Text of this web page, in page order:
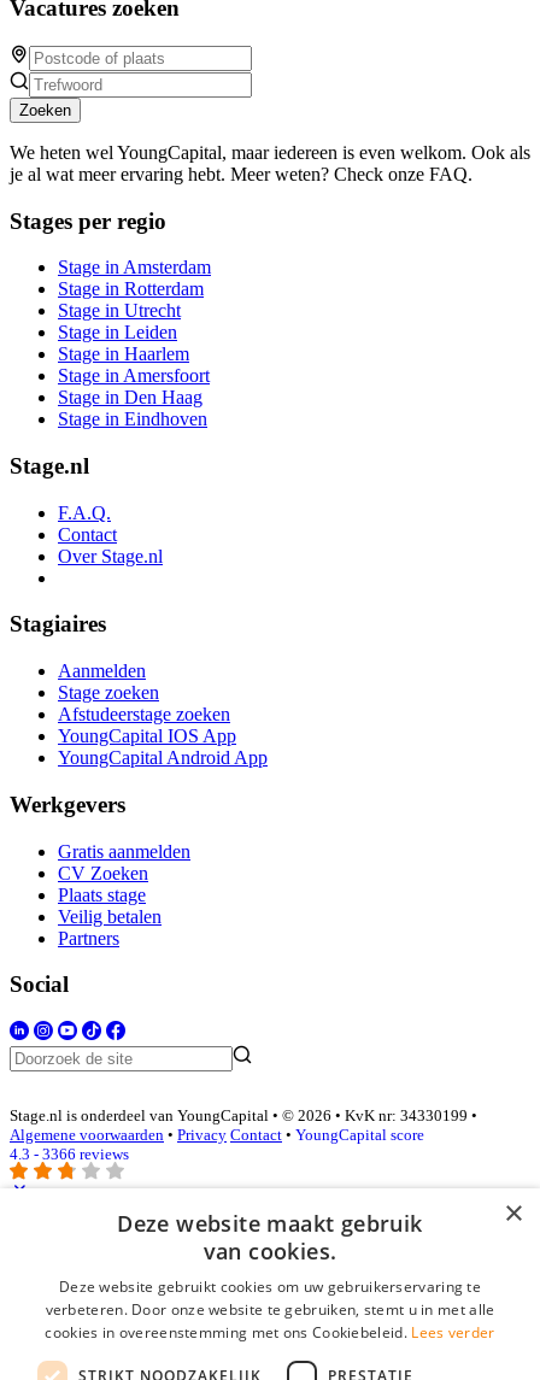
Vacatures zoeken
Zoeken
We heten wel YoungCapital, maar iedereen is even welkom. Ook als
je al wat meer ervaring hebt. Meer weten? Check onze FAQ.
Stages per regio
Stage in Amsterdam
Stage in Rotterdam
Stage in Utrecht
Stage in Leiden
Stage in Haarlem
Stage in Amersfoort
Stage in Den Haag
Stage in Eindhoven
Stage.nl
F.A.Q.
Contact
Over Stage.nl
Stagiaires
Aanmelden
Stage zoeken
Afstudeerstage zoeken
YoungCapital IOS App
YoungCapital Android App
Werkgevers
Gratis aanmelden
CV Zoeken
Plaats stage
Veilig betalen
Partners
Social
Stage.nl is onderdeel van YoungCapital • © 2026 • KvK nr: 34330199 •
Algemene voorwaarden • Privacy Contact • YoungCapital score
4.3 - 3366 reviews
Inloggen als bedrijf
E-mail*
Wachtwoord
×
Deze website maakt gebruik
van cookies.
Deze website gebruikt cookies om uw gebruikerservaring te
verbeteren. Door onze website te gebruiken, stemt u in met alle
cookies in overeenstemming met ons Cookiebeleid. Lees verder
STRIKT NOODZAKELIJK PRESTATIE